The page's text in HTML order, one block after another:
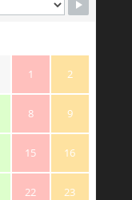
1 2
8 9
15 16
22 23